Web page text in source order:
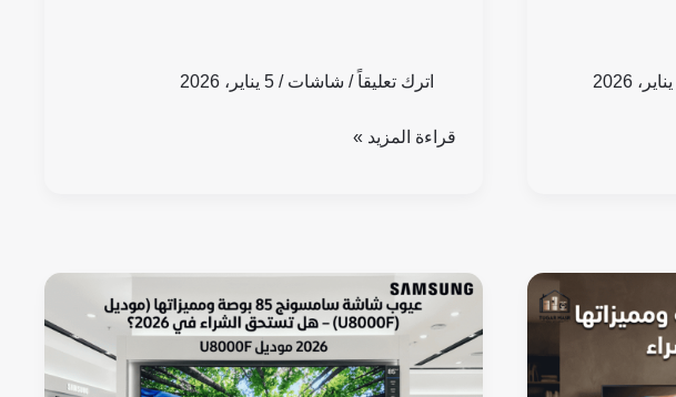
اترك تعليقاً / شاشات /5 يناير، 2026
قراءة المزيد »
عيوب
شاشة
سامسونج